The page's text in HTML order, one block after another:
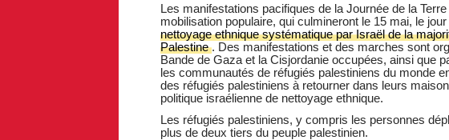
Les manifestations pacifiques de la Journée de la
mobilisation populaire, qui culmineront le 15 mai, le
nettoyage ethnique systématique par Israël de la
Palestine. Des manifestations et des marches sont
Bande de Gaza et la Cisjordanie occupées, ainsi que
les communautés de réfugiés palestiniens du monde
des réfugiés palestiniens à retourner dans leurs
politique israélienne de nettoyage ethnique.
Les réfugiés palestiniens, y compris les personnes
plus de deux tiers du peuple palestinien.